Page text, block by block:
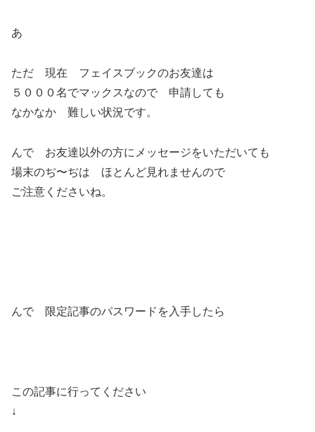
あ
ただ 現在 フェイスブックのお友達は
５０００名でマックスなので 申請しても
なかなか 難しい状況です。
んで お友達以外の方にメッセージをいただいても
場末のぢ〜ぢは ほとんど見れませんので
ご注意くださいね。
んで 限定記事のパスワードを入手したら
この記事に行ってください
↓